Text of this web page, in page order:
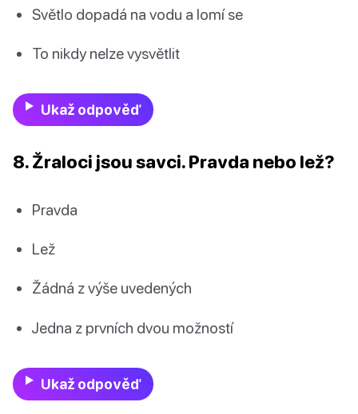
Světlo dopadá na vodu a lomí se
To nikdy nelze vysvětlit
Ukaž odpověď
8. Žraloci jsou savci. Pravda nebo lež?
Pravda
Lež
Žádná z výše uvedených
Jedna z prvních dvou možností
Ukaž odpověď